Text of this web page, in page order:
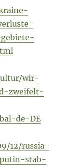
wir-
zweifelt-
de-DE
12/russia-
stab-